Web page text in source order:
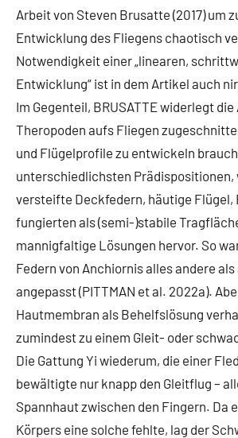
Arbeit von Steven Brusatte (2017) um
Entwicklung des Fliegens chaotisch
Notwendigkeit einer „linearen,
Entwicklung“ ist in dem Artikel auch
Im Gegenteil, BRUSATTE widerlegt
Theropoden aufs Fliegen
und Flügelprofile zu entwickeln
unterschiedlichsten Prädispositionen,
versteifte Deckfedern, häutige Flügel,
fungierten als (semi-)stabile
mannigfaltige Lösungen hervor. So
Federn von Anchiornis alles andere
angepasst (PITTMAN et al. 2022a).
Hautmembran als Behelfslösung
zumindest zu einem Gleit- oder
Die Gattung Yi wiederum, die einer
bewältigte nur knapp den Gleitflug –
Spannhaut zwischen den Fingern. Da
Körpers eine solche fehlte, lag der